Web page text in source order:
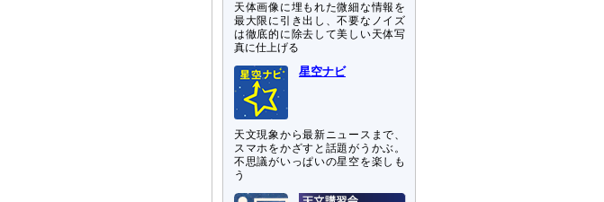
天体画像に埋もれた微細な情報を
最大限に引き出し、不要なノイズ
は徹底的に除去して美しい天体写
真に仕上げる
星空ナビ
天文現象から最新ニュースまで、
スマホをかざすと話題がうかぶ。
不思議がいっぱいの星空を楽しも
う